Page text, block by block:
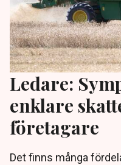
Ledare:
enklare
företagare
Det finns många